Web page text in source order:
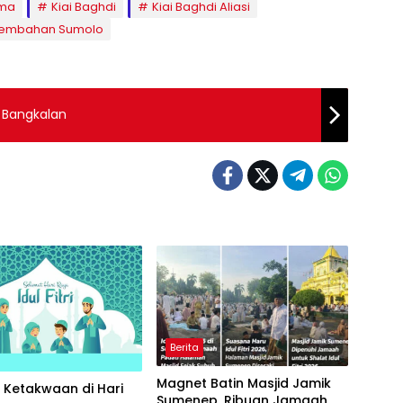
Kiai Baghdi
Kiai Baghdi Aliasi
Sumolo
Bangkalan
Ketakwaan di Hari
Berita
Magnet Batin Masjid Jamik